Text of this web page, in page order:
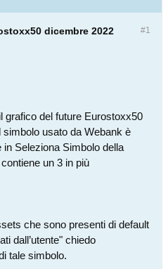
#1
dicembre 2022
grafico del future Eurostoxx50
usato da Webank è
in Seleziona Simbolo della
un 3 in più
che sono presenti di default
dall’utente" chiedo
tale simbolo.